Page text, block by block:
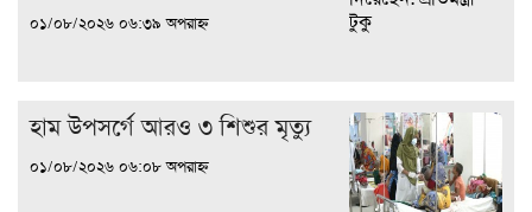
০১/০৮/২০২৬ ০৬:৩৯ অপরাহ্ন
হাম উপসর্গে আরও ৩ শিশুর মৃত্যু
০১/০৮/২০২৬ ০৬:০৮ অপরাহ্ন